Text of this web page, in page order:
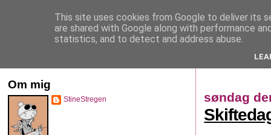
StineStregen
søndag
Om mig
StineStregen
This site uses cookies from Google to deliver its
are shared with Google along with performance
statistics, and to detect and address abuse.